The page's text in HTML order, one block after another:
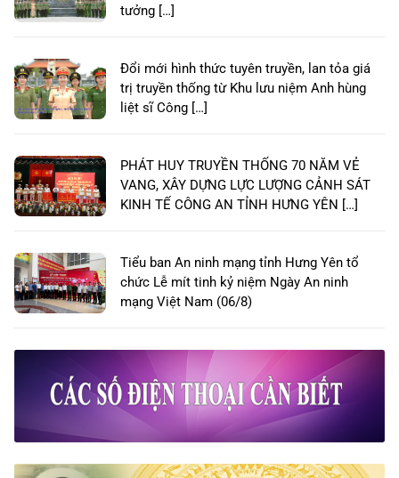
tưởng […]
Đổi mới hình thức tuyên truyền, lan tỏa giá
trị truyền thống từ Khu lưu niệm Anh hùng
liệt sĩ Công […]
PHÁT HUY TRUYỀN THỐNG 70 NĂM VẺ
VANG, XÂY DỰNG LỰC LƯỢNG CẢNH SÁT
KINH TẾ CÔNG AN TỈNH HƯNG YÊN […]
Tiểu ban An ninh mạng tỉnh Hưng Yên tổ
chức Lễ mít tinh kỷ niệm Ngày An ninh
mạng Việt Nam (06/8)